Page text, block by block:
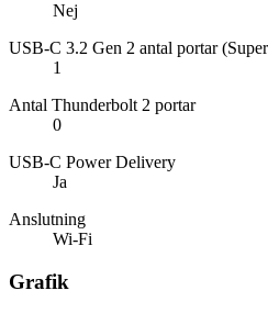
Nej
USB-C 3.2 Gen 2 antal portar
1
Antal Thunderbolt 2 portar
0
USB-C Power Delivery
Ja
Anslutning
Wi-Fi
Grafik